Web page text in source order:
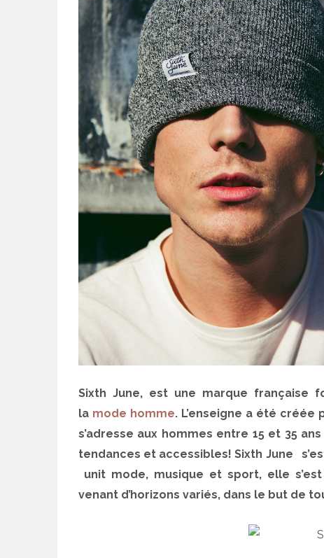
Sixth June, est une marque française
la mode homme. L’enseigne a été
s’adresse aux hommes entre 15 et 35
tendances et accessibles! Sixth June
unit mode, musique et sport, elle
venant d’horizons variés, dans le but de